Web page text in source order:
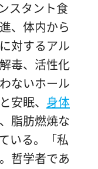
スタント食
、体内から
対するアル
毒、活性化
ないホール
安眠、 身体
脂肪燃焼な
いる。「私
哲学者であ